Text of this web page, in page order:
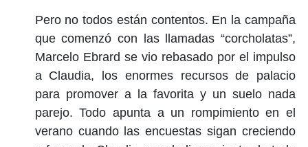
Pero no todos están contentos. En la campaña
que comenzó con las llamadas “corcholatas”,
Marcelo Ebrard se vio rebasado por el impulso
a Claudia, los enormes recursos de palacio
para promover a la favorita y un suelo nada
parejo. Todo apunta a un rompimiento en el
verano cuando las encuestas sigan creciendo